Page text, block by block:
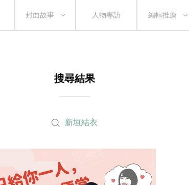
封面故事 人物專訪 編輯推薦
搜尋結果
新垣結衣